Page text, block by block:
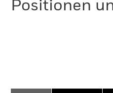
Positionen